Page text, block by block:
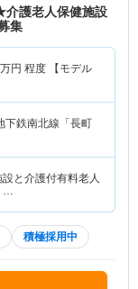
介護老人保健施設
集
万円 程度 【モデル
下鉄南北線「長町
と介護付有料老人
…
積極採用中